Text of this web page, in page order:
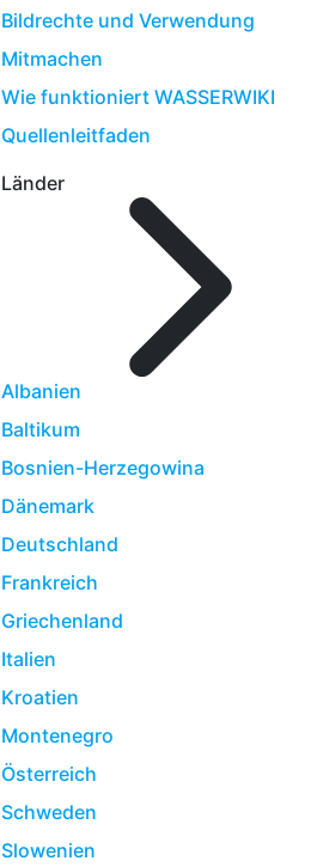
Bildrechte und Verwendung
Mitmachen
Wie funktioniert WASSERWIKI
Quellenleitfaden
Länder
Albanien
Baltikum
Bosnien-Herzegowina
Dänemark
Deutschland
Frankreich
Griechenland
Italien
Kroatien
Montenegro
Österreich
Schweden
Slowenien